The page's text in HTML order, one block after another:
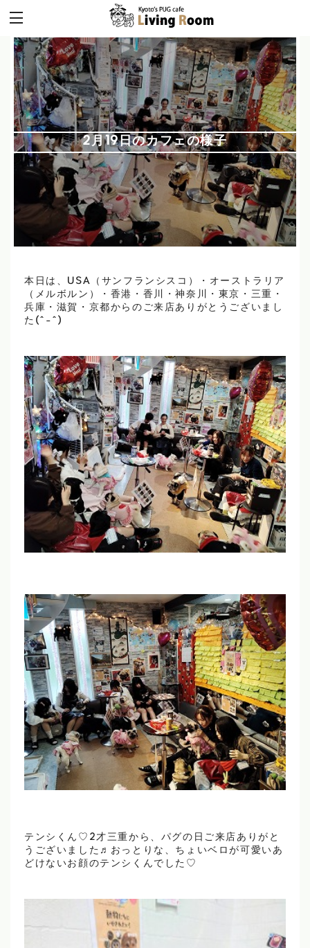
2月19日のカフェの様子
本日は、USA（サンフランシスコ）・オーストラリア
（メルボルン）・香港・香川・神奈川・東京・三重・
兵庫・滋賀・京都からのご来店ありがとうございまし
た(^-^)
テンシくん♡2才三重から、パグの日ご来店ありがと
うございました♬おっとりな、ちょいベロが可愛いあ
どけないお顔のテンシくんでした♡